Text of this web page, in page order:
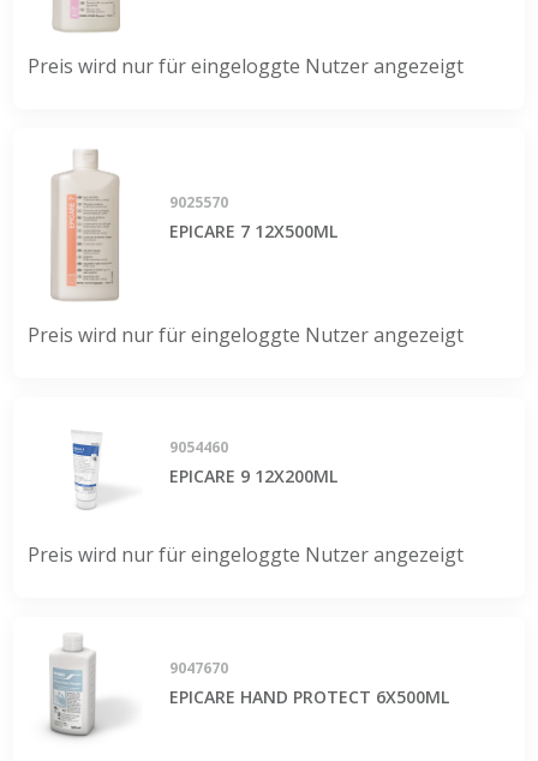
Preis wird nur für eingeloggte Nutzer angezeigt
9025570
EPICARE 7 12X500ML
Preis wird nur für eingeloggte Nutzer angezeigt
9054460
EPICARE 9 12X200ML
Preis wird nur für eingeloggte Nutzer angezeigt
9047670
EPICARE HAND PROTECT 6X500ML